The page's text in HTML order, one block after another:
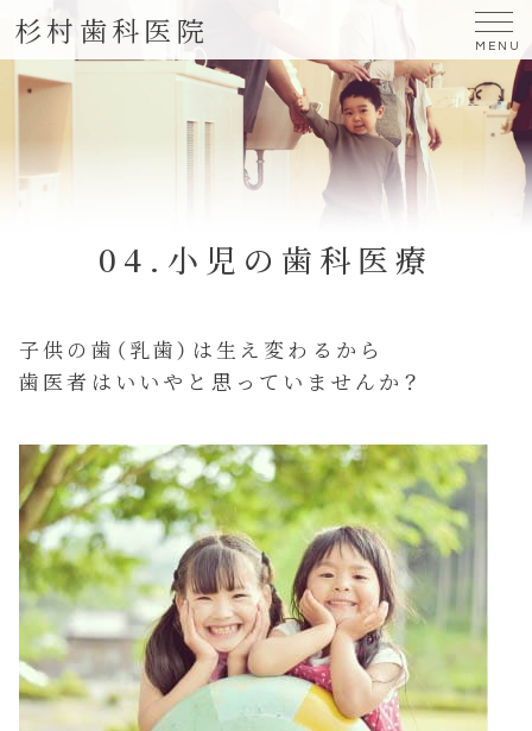
MENU
杉村歯科医院
小児の歯科医療
子供の歯（乳歯）は生え変わるから
歯医者はいいやと思っていませんか？